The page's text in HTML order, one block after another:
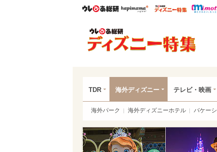
ウレぴあ総研ハピママ*
ウレぴ
TDR 海外ディズニー テレビ・映画
海外パーク 海外ディズニーホテル バケー